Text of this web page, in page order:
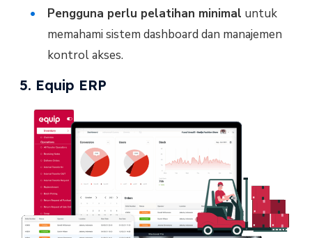
Pengguna perlu pelatihan minimal untuk
memahami sistem dashboard dan manajemen
kontrol akses.
5. Equip ERP